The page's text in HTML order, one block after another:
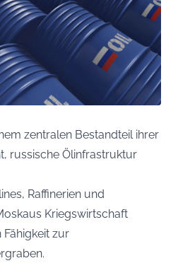
zentralen Bestandteil ihrer
russische Ölinfrastruktur
Raffinerien und
Kriegswirtschaft
zur